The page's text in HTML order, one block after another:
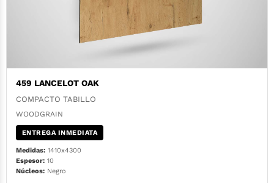
459 LANCELOT OAK
COMPACTO TABILLO
WOODGRAIN
ENTREGA INMEDIATA
Medidas:1410x4300
Espesor:10
Núcleos:Negro